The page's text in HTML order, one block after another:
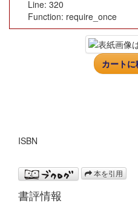
Line: 320
Function: require_once
カート
ISBN
本を引用
書評情報